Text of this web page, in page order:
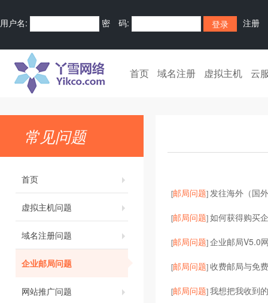
用户名: 密 码: 注册
首页 域名注册 虚拟主机 云
常见问题
首页
虚拟主机问题
域名注册问题
企业邮局问题
网站推广问题
[邮局问题]发往海外（国
[邮局问题]如何获得购买
[邮局问题]企业邮局V5.0
[邮局问题]收费邮局与免
[邮局问题]我想把我收到